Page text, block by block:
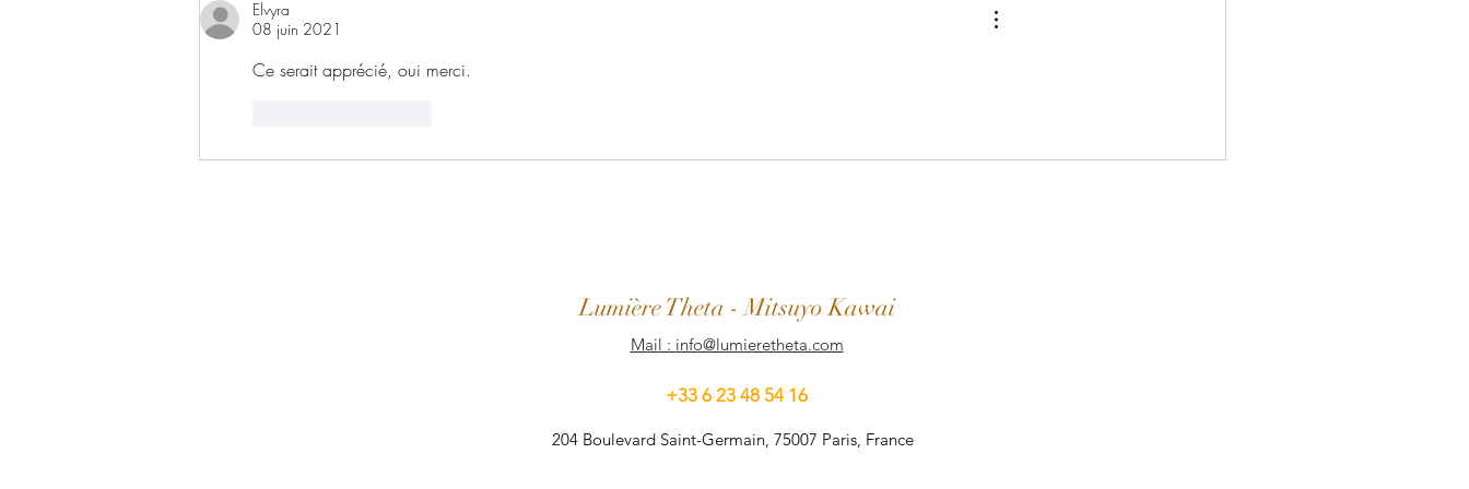
Elvyra
08 juin 2021
Ce serait apprécié, oui merci.
LumièreTheta - Mitsuyo Kawai
Mail : info@lumieretheta.com
+33 6 23 48 54 16
204 Boulevard Saint-Germain, 75007 Paris, France